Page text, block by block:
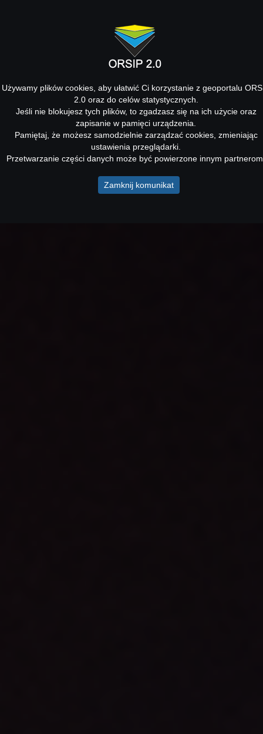
Używamy plików cookies, aby ułatwić Ci korzystanie z geoportalu
2.0 oraz do celów statystycznych.
Jeśli nie blokujesz tych plików, to zgadzasz się na ich użycie oraz
zapisanie w pamięci urządzenia.
Pamiętaj, że możesz samodzielnie zarządzać cookies, zmieniając
ustawienia przeglądarki.
Przetwarzanie części danych może być powierzone innym
Zamknij komunikat